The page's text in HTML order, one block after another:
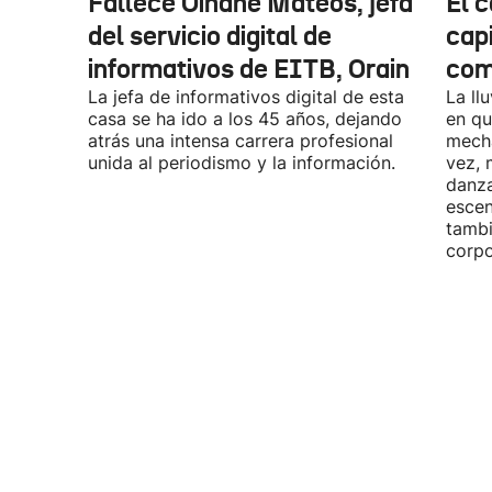
del servicio digital de
informativos de EITB, Orain
La jefa de informativos digital de esta
casa se ha ido a los 45 años, dejando
atrás una intensa carrera profesional
unida al periodismo y la información.
La
en
vez,